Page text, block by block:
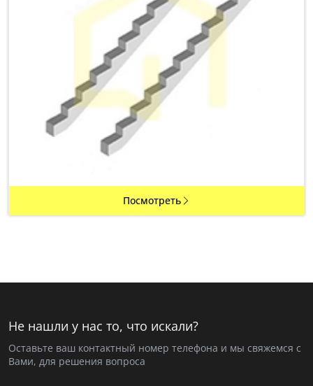
Посмотреть
Не нашли у нас то, что искали?
Оставьте ваш контактный номер телефона и мы свяжемся с
Вами, для решения вопроса